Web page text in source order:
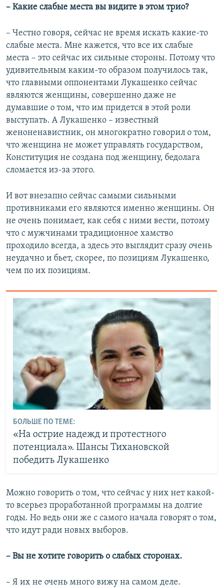
720p 1080p
360p
720p
1080p
– Какие слабые места вы видите в этом трио?
– Честно говоря, сейчас не время искать какие-то
слабые места. Мне кажется, что все их слабые
места – это сейчас их сильные стороны. Потому что
удивительным каким-то образом получилось так,
что главными оппонентами Лукашенко сейчас
являются женщины, совершенно даже не
думавшие о том, что им придется в этой роли
выступать. А Лукашенко – известный
женоненавистник, он многократно говорил о том,
что женщина не может управлять государством,
Конституция не создана под женщину, бедолага
сломается из-за этого.
И вот внезапно сейчас самыми сильными
противниками его являются именно женщины. Он
не очень понимает, как себя с ними вести, потому
что с мужчинами традиционное хамство
проходило всегда, а здесь это выглядит сразу очень
неудачно и бьет, скорее, по позициям Лукашенко,
чем по их позициям.
БОЛЬШЕ ПО ТЕМЕ:
«На острие надежд и протестного
потенциала». Шансы Тихановской
победить Лукашенко
Можно говорить о том, что сейчас у них нет какой-
то всерьез проработанной программы на долгие
годы. Но ведь они же с самого начала говорят о том,
что идут ради новых выборов.
– Вы не хотите говорить о слабых сторонах.
– Я их не очень много вижу на самом деле.